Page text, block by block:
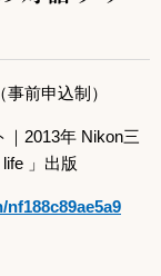
前申込制）
2013年 Nikon三
」出版